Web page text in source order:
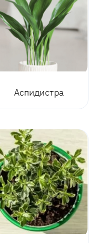
Аспидистра